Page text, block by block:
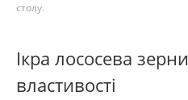
столу.
Ікра лососева
властивості